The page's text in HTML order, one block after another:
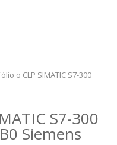
o CLP SIMATIC S7-300
S7-300
Siemens